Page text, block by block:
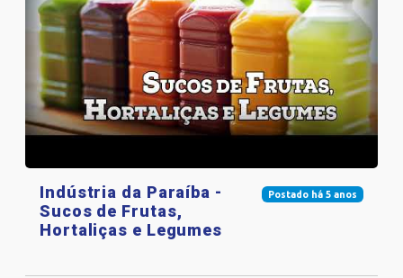
Postado há 5 anos
Indústria da Paraíba -
Sucos de Frutas,
Hortaliças e Legumes